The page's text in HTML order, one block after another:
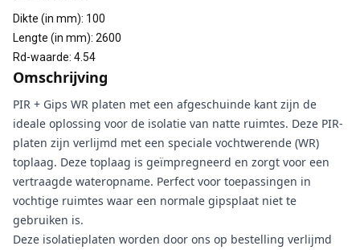
Dikte (in mm): 100
Lengte (in mm): 2600
Rd-waarde: 4.54
Omschrijving
PIR + Gips WR platen met een afgeschuinde kant zijn de
ideale oplossing voor de isolatie van natte ruimtes. Deze PIR-
platen zijn verlijmd met een speciale vochtwerende (WR)
toplaag. Deze toplaag is geïmpregneerd en zorgt voor een
vertraagde wateropname. Perfect voor toepassingen in
vochtige ruimtes waar een normale gipsplaat niet te
gebruiken is.
Deze isolatieplaten worden door ons op bestelling verlijmd